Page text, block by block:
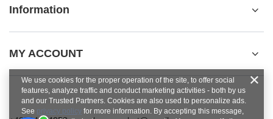
Information
MY ACCOUNT
We use cookies for the proper operation of the site, to offer social
features, analyze traffic and conduct marketing activities - both by us
and our Trusted Partners. Cookies are also used to personalize ads.
See privacy policy for more information. By accepting this message,